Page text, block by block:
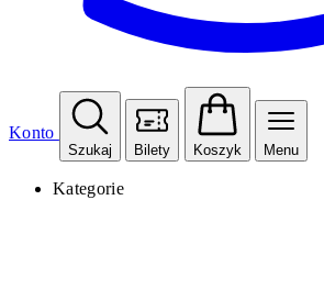
Konto
Szukaj Bilety Koszyk Menu
Kategorie